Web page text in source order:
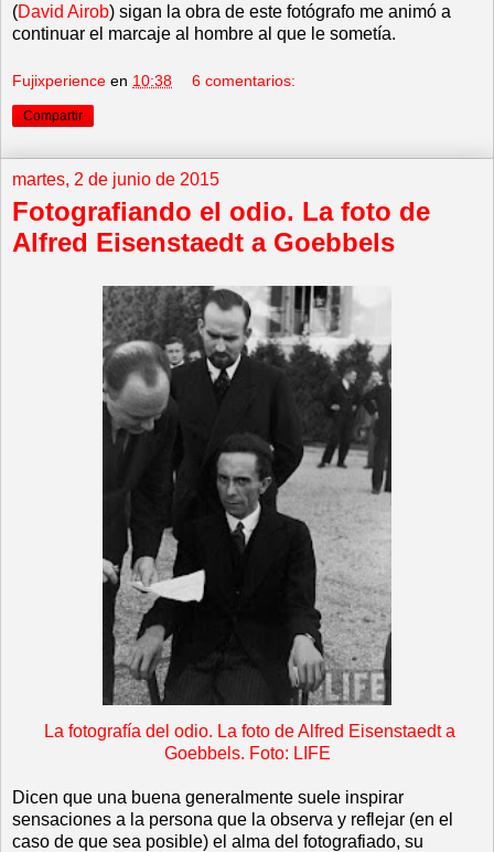
(David Airob) sigan la obra de este fotógrafo me animó a
continuar el marcaje al hombre al que le sometía.
Fujixperience en 10:38 6 comentarios:
Compartir
martes, 2 de junio de 2015
Fotografiando el odio. La foto de
Alfred Eisenstaedt a Goebbels
La fotografía del odio. La foto de Alfred Eisenstaedt a
Goebbels. Foto: LIFE
Dicen que una buena generalmente suele inspirar
sensaciones a la persona que la observa y reflejar (en el
caso de que sea posible) el alma del fotografiado, su